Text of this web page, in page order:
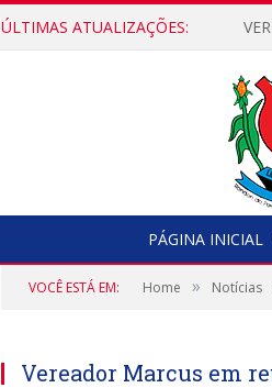
ÚLTIMAS ATUALIZAÇÕES:
PÁGINA INICIAL
VOCÊ ESTÁ EM: Home » Notícias
Vereador Marcus em